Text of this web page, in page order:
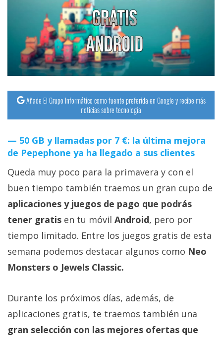
Operadores
Trucos
y
Tutoriales
Ciberseguridad
Sistemas
operativos
Profesional
+
Más
temas
Sorteos
Foros
Contacto
Añade El Grupo Informático como fuente preferida en Google y recibe más
noticias sobre tecnología
50 GB y llamadas por 7 €: la última mejora
de Pepephone ya ha llegado a sus clientes
Queda muy poco para la primavera y con el
buen tiempo también traemos un gran cupo de
aplicaciones y juegos de pago que podrás
tener gratis en tu móvil Android, pero por
tiempo limitado. Entre los juegos gratis de esta
semana podemos destacar algunos como Neo
Monsters o Jewels Classic.
Durante los próximos días, además, de
aplicaciones gratis, te traemos también una
gran selección con las mejores ofertas que